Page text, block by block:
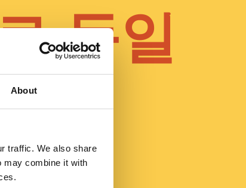
About
traffic. We also share
may combine it with
독일